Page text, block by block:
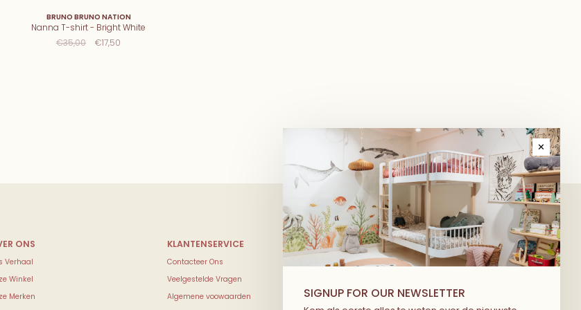
BRUNO BRUNO NATION
Nanna T-shirt - Bright White
€35,00
€17,50
Verhaal
Winkel
Merken
Contacteer Ons
Veelgestelde Vragen
Algemene voowaarden
We have wonderful stories to share
with you! Kom als eerste alles te
weten over de nieuwste producten, de
✕
SIGNUP FOR OUR NEWSLETTER